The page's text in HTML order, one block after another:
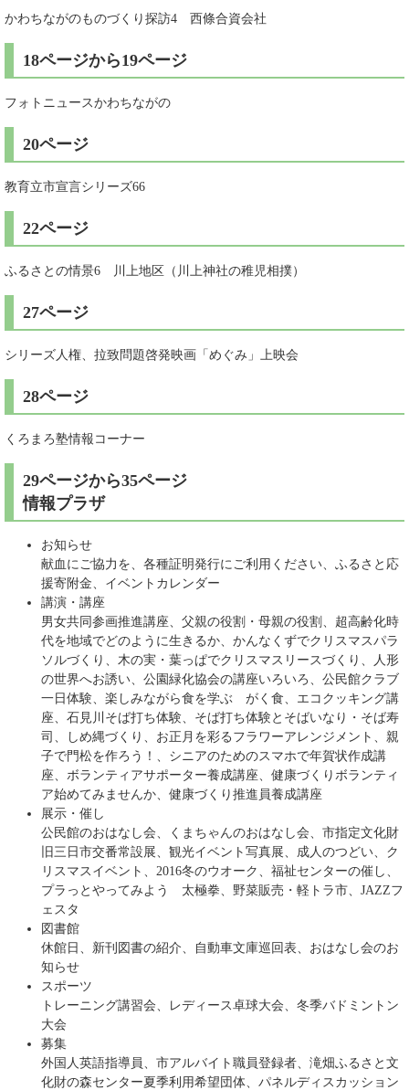
かわちながのものづくり探訪4 西條合資会社
18ページから19ページ
フォトニュースかわちながの
20ページ
教育立市宣言シリーズ66
22ページ
ふるさとの情景6 川上地区（川上神社の稚児相撲）
27ページ
シリーズ人権、拉致問題啓発映画「めぐみ」上映会
28ページ
くろまろ塾情報コーナー
29ページから35ページ
情報プラザ
お知らせ
献血にご協力を、各種証明発行にご利用ください、ふるさと応
援寄附金、イベントカレンダー
講演・講座
男女共同参画推進講座、父親の役割・母親の役割、超高齢化時
代を地域でどのように生きるか、かんなくずでクリスマスパラ
ソルづくり、木の実・葉っぱでクリスマスリースづくり、人形
の世界へお誘い、公園緑化協会の講座いろいろ、公民館クラブ
一日体験、楽しみながら食を学ぶ がく食、エコクッキング講
座、石見川そば打ち体験、そば打ち体験とそばいなり・そば寿
司、しめ縄づくり、お正月を彩るフラワーアレンジメント、親
子で門松を作ろう！、シニアのためのスマホで年賀状作成講
座、ボランティアサポーター養成講座、健康づくりボランティ
ア始めてみませんか、健康づくり推進員養成講座
展示・催し
公民館のおはなし会、くまちゃんのおはなし会、市指定文化財
旧三日市交番常設展、観光イベント写真展、成人のつどい、ク
リスマスイベント、2016冬のウオーク、福祉センターの催し、
プラっとやってみよう 太極拳、野菜販売・軽トラ市、JAZZフ
ェスタ
図書館
休館日、新刊図書の紹介、自動車文庫巡回表、おはなし会のお
知らせ
スポーツ
トレーニング講習会、レディース卓球大会、冬季バドミントン
大会
募集
外国人英語指導員、市アルバイト職員登録者、滝畑ふるさと文
化財の森センター夏季利用希望団体、パネルディスカッション